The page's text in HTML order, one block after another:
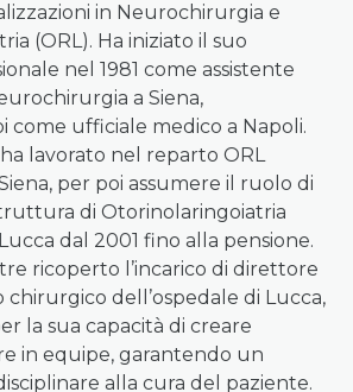
in Neurochirurgia e
(ORL). Ha iniziato il suo
nel 1981 come assistente
a Siena,
come ufficiale medico a Napoli.
ha lavorato nel reparto ORL
per poi assumere il ruolo di
di Otorinolaringoiatria
dal 2001 fino alla pensione.
ricoperto l’incarico di direttore
dell’ospedale di Lucca,
la sua capacità di creare
in equipe, garantendo un
alla cura del paziente.